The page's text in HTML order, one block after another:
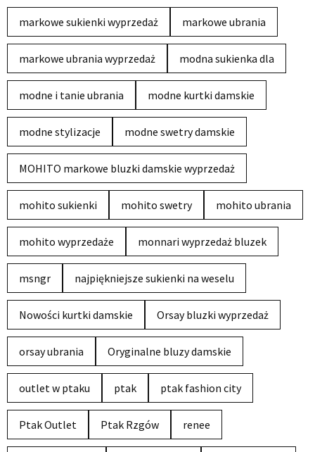
markowe sukienki wyprzedaż markowe ubrania
markowe ubrania wyprzedaż modna sukienka dla
modne i tanie ubrania modne kurtki damskie
modne stylizacje modne swetry damskie
MOHITO markowe bluzki damskie wyprzedaż
mohito sukienki mohito swetry mohito ubrania
mohito wyprzedaże monnari wyprzedaż bluzek
msngr najpiękniejsze sukienki na weselu
Nowości kurtki damskie Orsay bluzki wyprzedaż
orsay ubrania Oryginalne bluzy damskie
outlet w ptaku ptak ptak fashion city
Ptak Outlet Ptak Rzgów renee